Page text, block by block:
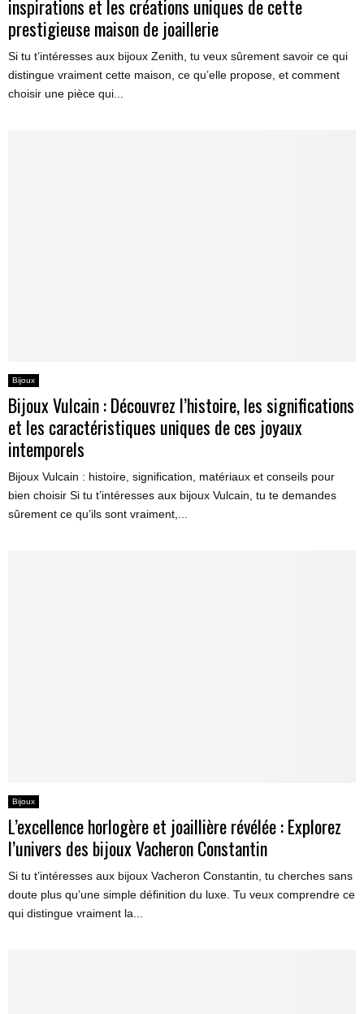
inspirations et les créations uniques de cette
prestigieuse maison de joaillerie
Si tu t’intéresses aux bijoux Zenith, tu veux sûrement savoir ce qui
distingue vraiment cette maison, ce qu’elle propose, et comment
choisir une pièce qui...
Bijoux
Bijoux Vulcain : Découvrez l’histoire, les significations
et les caractéristiques uniques de ces joyaux
intemporels
Bijoux Vulcain : histoire, signification, matériaux et conseils pour
bien choisir Si tu t’intéresses aux bijoux Vulcain, tu te demandes
sûrement ce qu’ils sont vraiment,...
Bijoux
L’excellence horlogère et joaillière révélée : Explorez
l’univers des bijoux Vacheron Constantin
Si tu t’intéresses aux bijoux Vacheron Constantin, tu cherches sans
doute plus qu’une simple définition du luxe. Tu veux comprendre ce
qui distingue vraiment la...